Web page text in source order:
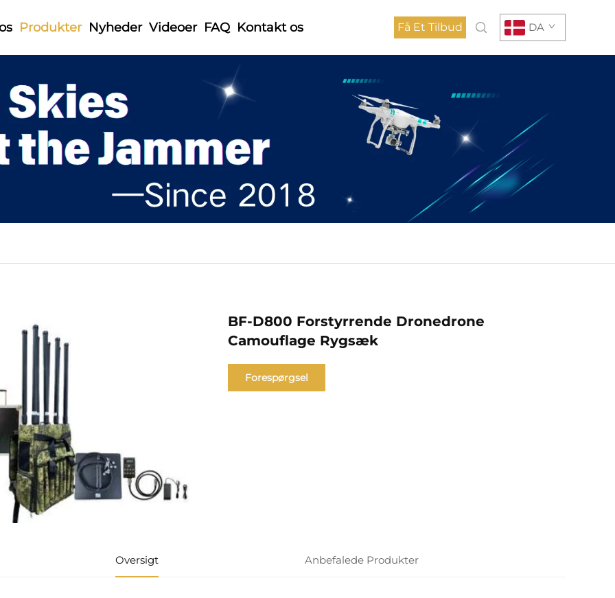
Produkter Nyheder Videoer FAQ Kontakt os Få Et Tilbud DA
BF-D800 Forstyrrende Dronedrone
Camouflage Rygsæk
Forespørgsel
Oversigt Anbefalede Produkter